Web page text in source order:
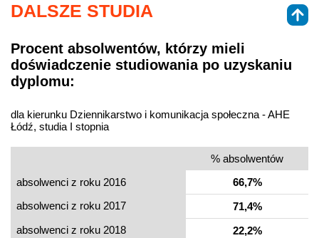
DALSZE STUDIA
Procent absolwentów, którzy mieli
doświadczenie studiowania po uzyskaniu
dyplomu:
dla kierunku Dziennikarstwo i komunikacja społeczna - AHE
Łódź, studia I stopnia
% absolwentów
absolwenci z roku 2016
66,7%
absolwenci z roku 2017
71,4%
absolwenci z roku 2018
22,2%